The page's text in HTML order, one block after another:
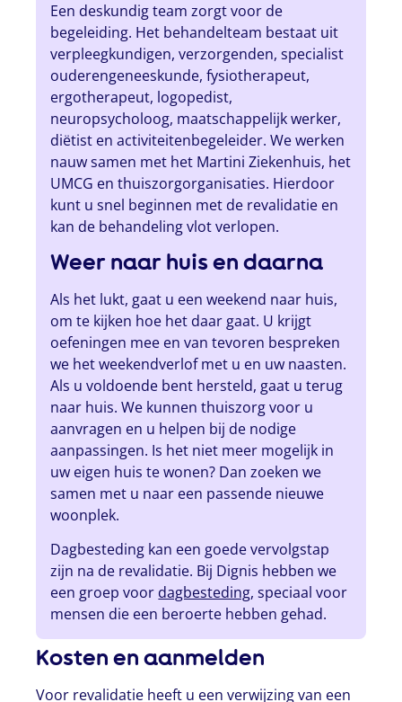
Een deskundig team zorgt voor de
begeleiding. Het behandelteam bestaat uit
verpleegkundigen, verzorgenden, specialist
ouderengeneeskunde, fysiotherapeut,
ergotherapeut, logopedist,
neuropsycholoog, maatschappelijk werker,
diëtist en activiteitenbegeleider. We werken
nauw samen met het Martini Ziekenhuis, het
UMCG en thuiszorgorganisaties. Hierdoor
kunt u snel beginnen met de revalidatie en
kan de behandeling vlot verlopen.
Weer naar huis en daarna
Als het lukt, gaat u een weekend naar huis,
om te kijken hoe het daar gaat. U krijgt
oefeningen mee en van tevoren bespreken
we het weekendverlof met u en uw naasten.
Als u voldoende bent hersteld, gaat u terug
naar huis. We kunnen thuiszorg voor u
aanvragen en u helpen bij de nodige
aanpassingen. Is het niet meer mogelijk in
uw eigen huis te wonen? Dan zoeken we
samen met u naar een passende nieuwe
woonplek.
Dagbesteding kan een goede vervolgstap
zijn na de revalidatie. Bij Dignis hebben we
een groep voor dagbesteding, speciaal voor
mensen die een beroerte hebben gehad.
Kosten en aanmelden
Voor revalidatie heeft u een verwijzing van een